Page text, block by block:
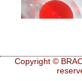
Copyright ©